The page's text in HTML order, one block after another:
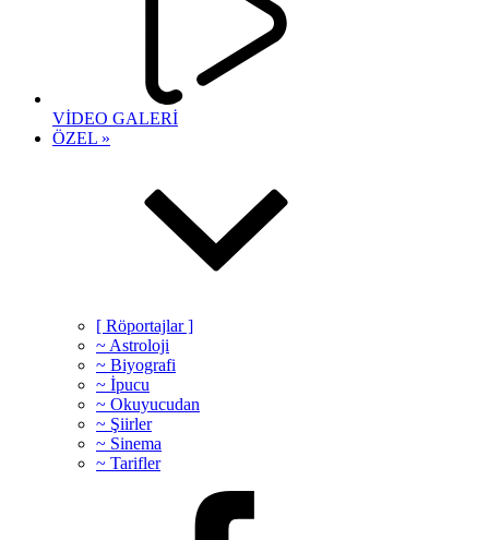
VİDEO GALERİ
ÖZEL »
[ Röportajlar ]
~ Astroloji
~ Biyografi
~ İpucu
~ Okuyucudan
~ Şiirler
~ Sinema
~ Tarifler